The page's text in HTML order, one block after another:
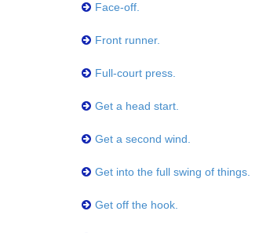
Face-off.
Front runner.
Full-court press.
Get a head start.
Get a second wind.
Get into the full swing of things.
Get off the hook.